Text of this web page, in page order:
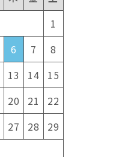
1
6 7
8
13 14
15
20 21
22
27 28
29